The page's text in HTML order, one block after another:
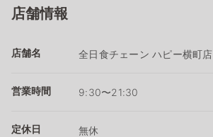
店舗情報
店舗名 全日食チェーン ハピー横町店
営業時間 9:30〜21:30
定休日 無休